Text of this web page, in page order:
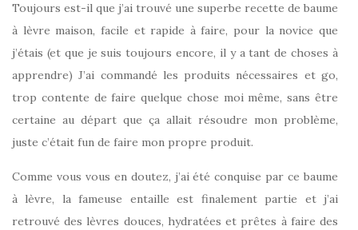
Toujours est-il que j’ai trouvé une superbe recette de baume
à lèvre maison, facile et rapide à faire, pour la novice que
j’étais (et que je suis toujours encore, il y a tant de choses à
apprendre) J’ai commandé les produits nécessaires et go,
trop contente de faire quelque chose moi même, sans être
certaine au départ que ça allait résoudre mon problème,
juste c’était fun de faire mon propre produit.
Comme vous vous en doutez, j’ai été conquise par ce baume
à lèvre, la fameuse entaille est finalement partie et j’ai
retrouvé des lèvres douces, hydratées et prêtes à faire des